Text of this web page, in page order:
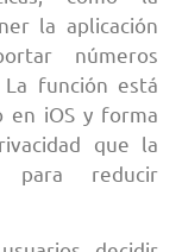
la aplicación
números
función está
en iOS y forma
que la
para reducir